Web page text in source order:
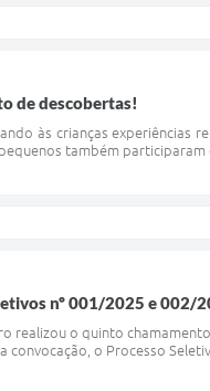
de descobertas!
às crianças experiências
também participaram
nº 001/2025 e 002/
o quinto
o Processo